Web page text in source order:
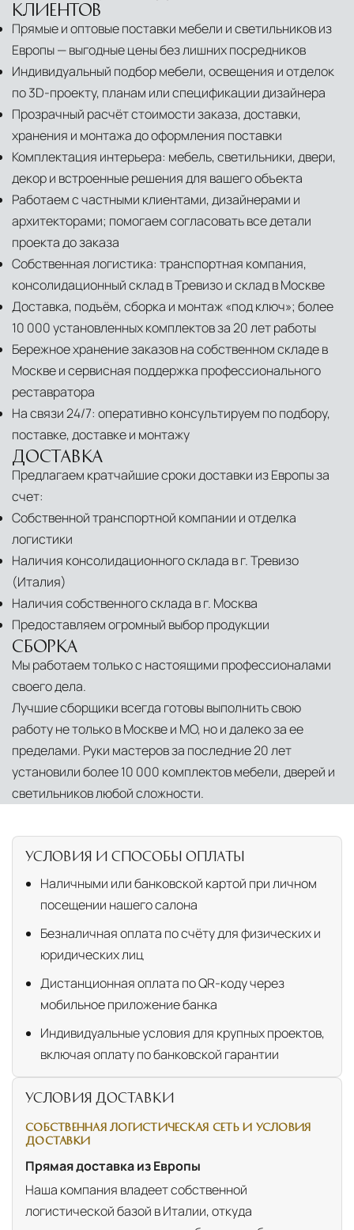
КЛИЕНТОВ
Прямые и оптовые поставки мебели и светильников из
Европы — выгодные цены без лишних посредников
Индивидуальный подбор мебели, освещения и отделок
по 3D-проекту, планам или спецификации дизайнера
Прозрачный расчёт стоимости заказа, доставки,
хранения и монтажа до оформления поставки
Комплектация интерьера: мебель, светильники, двери,
декор и встроенные решения для вашего объекта
Работаем с частными клиентами, дизайнерами и
архитекторами; помогаем согласовать все детали
проекта до заказа
Собственная логистика: транспортная компания,
консолидационный склад в Тревизо и склад в Москве
Доставка, подъём, сборка и монтаж «под ключ»; более
10 000 установленных комплектов за 20 лет работы
Бережное хранение заказов на собственном складе в
Москве и сервисная поддержка профессионального
реставратора
На связи 24/7: оперативно консультируем по подбору,
поставке, доставке и монтажу
ДОСТАВКА
Предлагаем кратчайшие сроки доставки из Европы за
счет:
Собственной транспортной компании и отделка
логистики
Наличия консолидационного склада в г. Тревизо
(Италия)
Наличия собственного склада в г. Москва
Предоставляем огромный выбор продукции
СБОРКА
Мы работаем только с настоящими профессионалами
своего дела.
Лучшие сборщики всегда готовы выполнить свою
работу не только в Москве и МО, но и далеко за ее
пределами. Руки мастеров за последние 20 лет
установили более 10 000 комплектов мебели, дверей и
светильников любой сложности.
УСЛОВИЯ И СПОСОБЫ ОПЛАТЫ
Наличными или банковской картой при личном
посещении нашего салона
Безналичная оплата по счёту для физических и
юридических лиц
Дистанционная оплата по QR-коду через
мобильное приложение банка
Индивидуальные условия для крупных проектов,
включая оплату по банковской гарантии
УСЛОВИЯ ДОСТАВКИ
СОБСТВЕННАЯ ЛОГИСТИЧЕСКАЯ СЕТЬ И УСЛОВИЯ
ДОСТАВКИ
Прямая доставка из Европы
Наша компания владеет собственной
логистической базой в Италии, откуда